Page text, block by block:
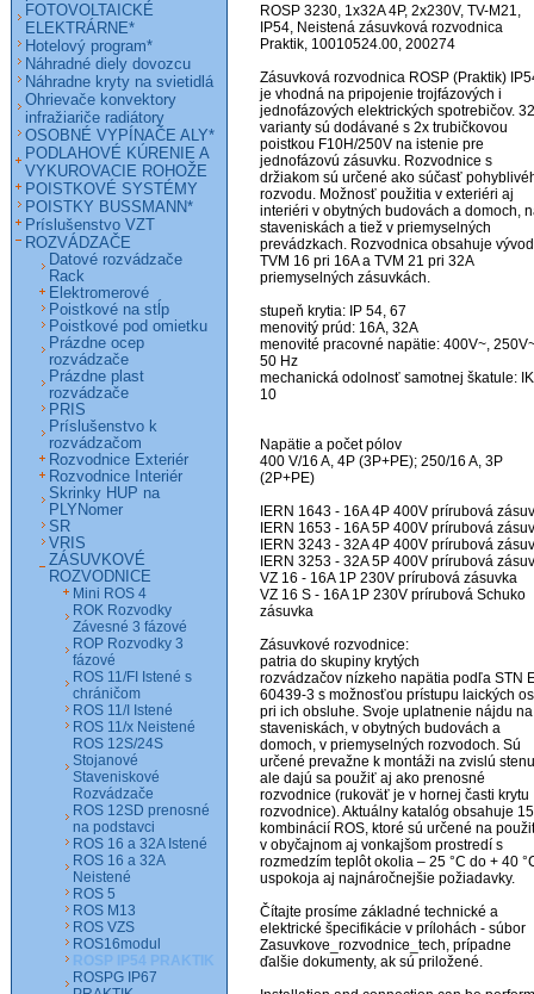
ROSP 3230, 1x32A 4P, 2x230V, TV-M21,
IP54, Neistená zásuvková rozvodnica
Praktik, 10010524.00, 200274
Zásuvková rozvodnica ROSP (Praktik)
je vhodná na pripojenie trojfázových i
jednofázových elektrických spotrebičov.
varianty sú dodávané s 2x trubičkovou
poistkou F10H/250V na istenie pre
jednofázovú zásuvku. Rozvodnice s
držiakom sú určené ako súčasť
rozvodu. Možnosť použitia v exteriéri aj
interiéri v obytných budovách a domoch,
staveniskách a tiež v priemyselných
prevádzkach. Rozvodnica obsahuje
TVM 16 pri 16A a TVM 21 pri 32A
priemyselných zásuvkách.
stupeň krytia: IP 54, 67
menovitý prúd: 16A, 32A
menovité pracovné napätie: 400V~,
50 Hz
mechanická odolnosť samotnej škatule: IK
10
Napätie a počet pólov
400 V/16 A, 4P (3P+PE); 250/16 A, 3P
(2P+PE)
IERN 1643 - 16A 4P 400V prírubová
IERN 1653 - 16A 5P 400V prírubová
IERN 3243 - 32A 4P 400V prírubová
IERN 3253 - 32A 5P 400V prírubová
VZ 16 - 16A 1P 230V prírubová zásuvka
VZ 16 S - 16A 1P 230V prírubová Schuko
zásuvka
Zásuvkové rozvodnice:
patria do skupiny krytých
rozvádzačov nízkeho napätia podľa STN
60439-3 s možnosťou prístupu laických
pri ich obsluhe. Svoje uplatnenie nájdu na
staveniskách, v obytných budovách a
domoch, v priemyselných rozvodoch. Sú
určené prevažne k montáži na zvislú
ale dajú sa použiť aj ako prenosné
rozvodnice (rukoväť je v hornej časti krytu
rozvodnice). Aktuálny katalóg obsahuje
kombinácií ROS, ktoré sú určené na
v obyčajnom aj vonkajšom prostredí s
rozmedzím teplôt okolia – 25 °C do + 40
uspokoja aj najnáročnejšie požiadavky.
Čítajte prosíme základné technické a
elektrické špecifikácie v prílohách - súbor
Zasuvkove_rozvodnice_tech, prípadne
ďalšie dokumenty, ak sú priložené.
FOTOVOLTAICKÉ
ELEKTRÁRNE*
Hotelový program*
Náhradné diely dovozcu
Náhradne kryty na svietidlá
Ohrievače konvektory
infražiariče radiátory
OSOBNÉ VYPÍNAČE ALY*
PODLAHOVÉ KÚRENIE A
VYKUROVACIE ROHOŽE
POISTKOVÉ SYSTÉMY
POISTKY BUSSMANN*
Príslušenstvo VZT
ROZVÁDZAČE
Datové rozvádzače
Rack
Elektromerové
Poistkové na stĺp
Poistkové pod omietku
Prázdne ocep
rozvádzače
Prázdne plast
rozvádzače
PRIS
Príslušenstvo k
rozvádzačom
Rozvodnice Exteriér
Rozvodnice Interiér
Skrinky HUP na
PLYNomer
SR
VRIS
ZÁSUVKOVÉ
ROZVODNICE
Mini ROS 4
ROK Rozvodky
Závesné 3 fázové
ROP Rozvodky 3
fázové
ROS 11/FI Istené s
chráničom
ROS 11/I Istené
ROS 11/x Neistené
ROS 12S/24S
Stojanové
Staveniskové
Rozvádzače
ROS 12SD prenosné
na podstavci
ROS 16 a 32A Istené
ROS 16 a 32A
Neistené
ROS 5
ROS M13
ROS VZS
ROS16modul
ROSP IP54 PRAKTIK
ROSPG IP67